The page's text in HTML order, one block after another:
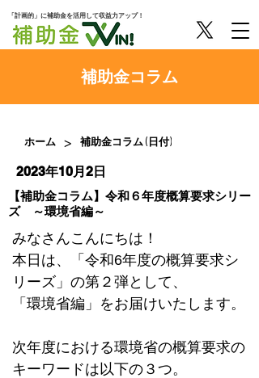
「計画的」に補助金を活用して収益力アップ！
​補助金コラム
ホーム > 補助金コラム (日付)
2023年10月2日
【補助金コラム】令和６年度概算要求シリー
ズ ～環境省編～
みなさんこんにちは！
本日は、「令和6年度の概算要求シ
リーズ」の第２弾として、
「環境省編」をお届けいたします。
次年度における環境省の概算要求の
キーワードは以下の３つ。